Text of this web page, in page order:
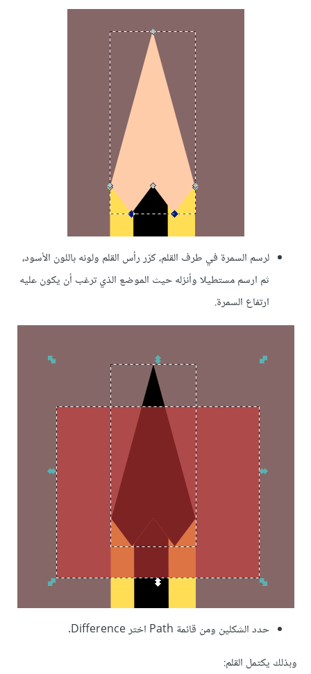
لرسم السمرة في طرف القلم، كرّر رأس القلم ولونه باللون الأسود،
ثم ارسم مستطيلا وأنزله حيث الموضع الذي ترغب أن يكون عليه
ارتفاع السمرة.
حدد الشكلين ومن قائمة Path اختر Difference.
وبذلك يكتمل القلم: